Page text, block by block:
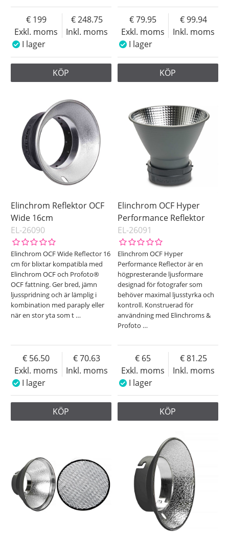
Exkl. moms
199
Inkl. moms
248.75
I lager
KÖP
Exkl. moms
79.95
Inkl. moms
99.94
I lager
KÖP
Elinchrom Reflektor OCF
Wide 16cm
EL-26090
Elinchrom OCF Wide Reflector 16
cm för blixtar kompatibla med
Elinchrom OCF och Profoto®
OCF fattning. Ger bred, jämn
ljusspridning och är lämplig i
kombination med paraply eller
när en stor yta som t …
Exkl. moms
56.50
Inkl. moms
70.63
I lager
KÖP
Elinchrom OCF Hyper
Performance Reflektor
EL-26091
Elinchrom OCF Hyper
Performance Reflector är en
högpresterande ljusformare
designad för fotografer som
behöver maximal ljusstyrka och
kontroll. Konstruerad för
användning med Elinchroms &
Profoto …
Exkl. moms
65
Inkl. moms
81.25
I lager
KÖP